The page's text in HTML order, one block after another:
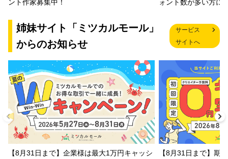
ント作家募集中！
ォント数が多い方に
姉妹サイト「ミツカルモール」
からのお知らせ
サービス
サイトへ
【8月31日まで】企業様は最大1万円キャッシ
【8月31日まで】期